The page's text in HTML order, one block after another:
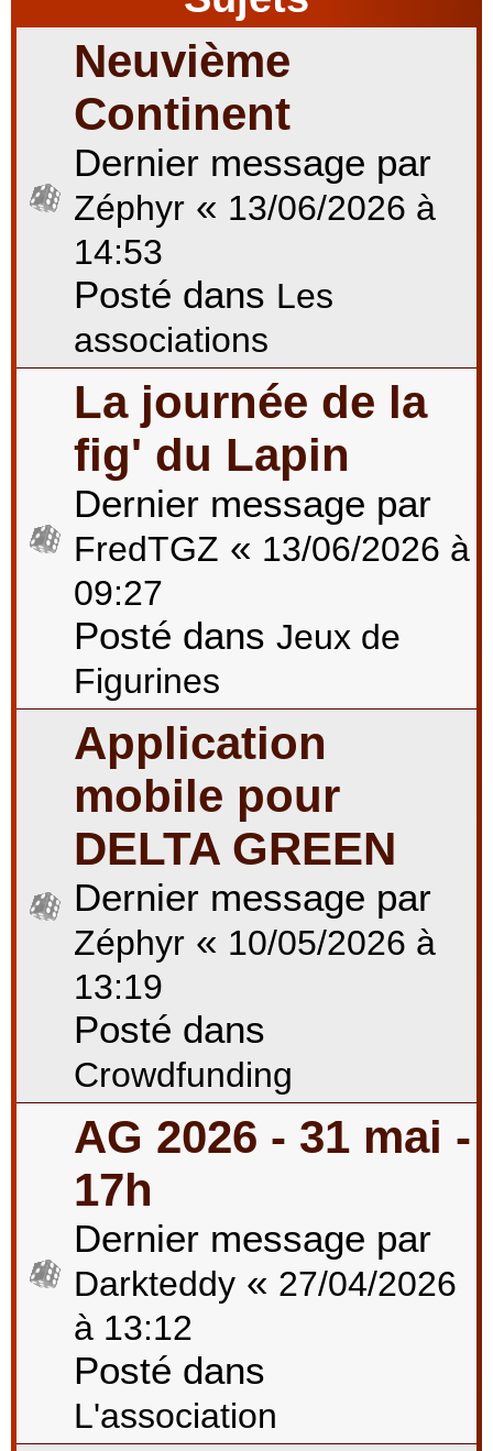
Neuvième
Continent
Dernier message par
Zéphyr « 13/06/2026 à
14:53
Posté dans Les
associations
La journée de la
fig' du Lapin
Dernier message par
FredTGZ « 13/06/2026 à
09:27
Posté dans Jeux de
Figurines
Application
mobile pour
DELTA GREEN
Dernier message par
Zéphyr « 10/05/2026 à
13:19
Posté dans
Crowdfunding
AG 2026 - 31 mai -
17h
Dernier message par
Darkteddy « 27/04/2026
à 13:12
Posté dans
L'association